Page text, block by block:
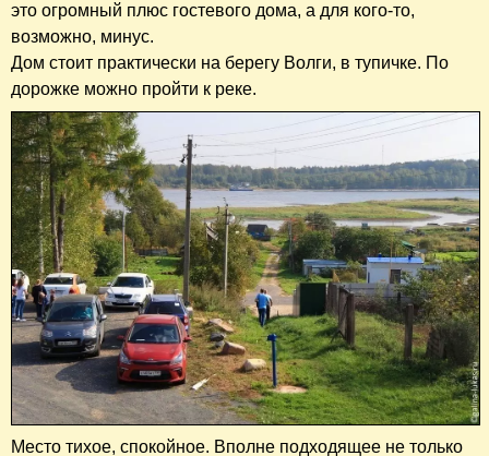
это огромный плюс гостевого дома, а для кого-то,
возможно, минус.
Дом стоит практически на берегу Волги, в тупичке. По
дорожке можно пройти к реке.
Место тихое, спокойное. Вполне подходящее не только